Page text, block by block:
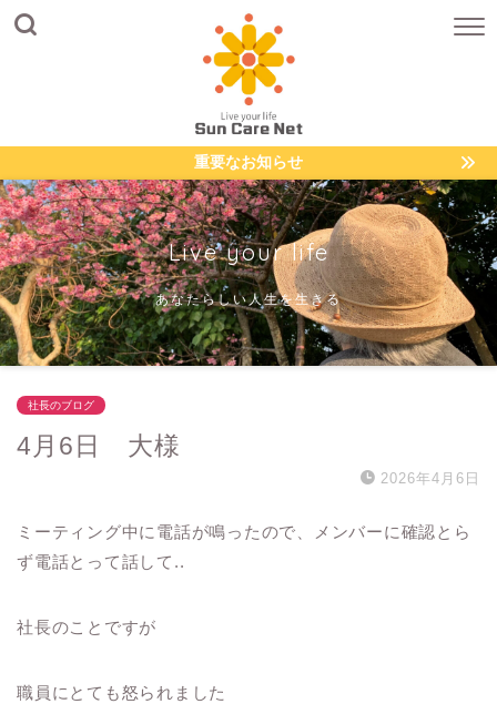
重要なお知らせ
Live your life
あなたらしい人生を生きる
社長のブログ
4月6日 大様
2026年4月6日
ミーティング中に電話が鳴ったので、メンバーに確認とら
ず電話とって話して..
社長のことですが
職員にとても怒られました